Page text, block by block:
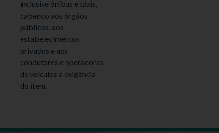
inclusive ônibus e táxis,
cabendo aos órgãos
públicos, aos
estabelecimentos
privados e aos
condutores e operadores
de veículos a exigência
do item.